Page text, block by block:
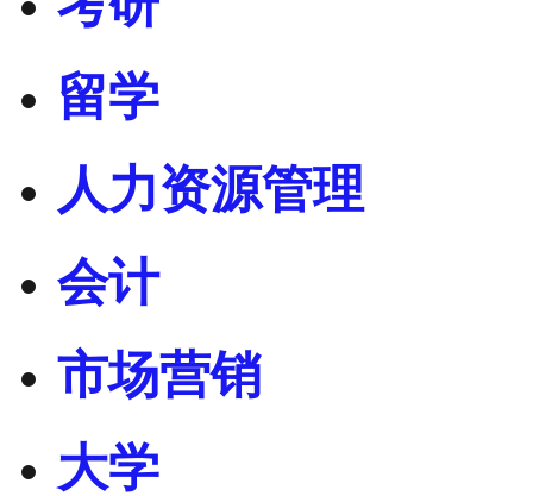
留学
人力资源管理
会计
市场营销
大学